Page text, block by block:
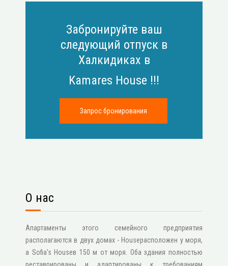
Забронируйте ваш
следующий отпуск в
Халкидиках в
Kamares House !!!
О нас
Апартаменты этого семейного предприятия
располагаются в двух домах - Houseрасположен у моря,
а Sofia's Houseв 150 м от моря. Оба здания полностью